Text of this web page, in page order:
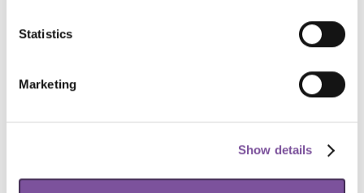
Statistics
Marketing
Show details